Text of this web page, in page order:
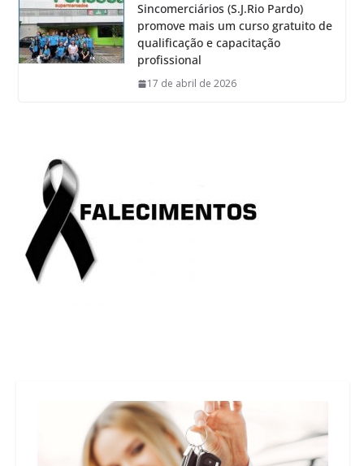
Sincomerciários (S.J.Rio Pardo)
promove mais um curso gratuito de
qualificação e capacitação
profissional
17 de abril de 2026